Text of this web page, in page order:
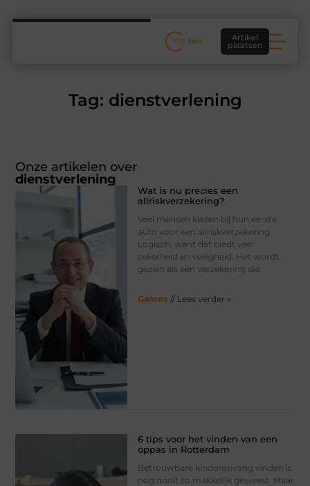
Artikel
plaatsen
Tag: dienstverlening
Onze artikelen over
dienstverlening
Wat is nu precies een
allriskverzekering?
Veel mensen kiezen bij hun eerste
auto voor een allriskverzekering.
Logisch, want dat biedt veel
zekerheid en veiligheid. Het wordt
gezien als een verzekering die
Games // Lees verder »
6 tips voor het vinden van een
oppas in Rotterdam
Betrouwbare kinderopvang vinden is
nog nooit zo makkelijk geweest. Maar